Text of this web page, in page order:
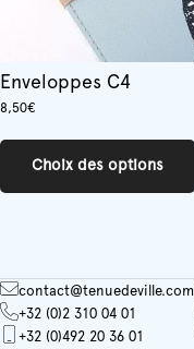
Enveloppes C4
8,50€
Choix des options
contact@tenuedeville.com
+32 (0)2 310 04 01
+32 (0)492 20 36 01